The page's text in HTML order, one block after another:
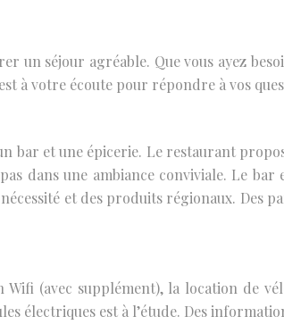
un séjour agréable. Que vous ayez
à votre écoute pour répondre à vos
et une épicerie. Le restaurant
dans une ambiance conviviale. Le
et des produits régionaux. Des
(avec supplément), la location de
électriques est à l’étude. Des